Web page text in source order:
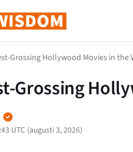
Grossing Hollywood Movies in the
Grossing
UTC (augusti 3, 2026)